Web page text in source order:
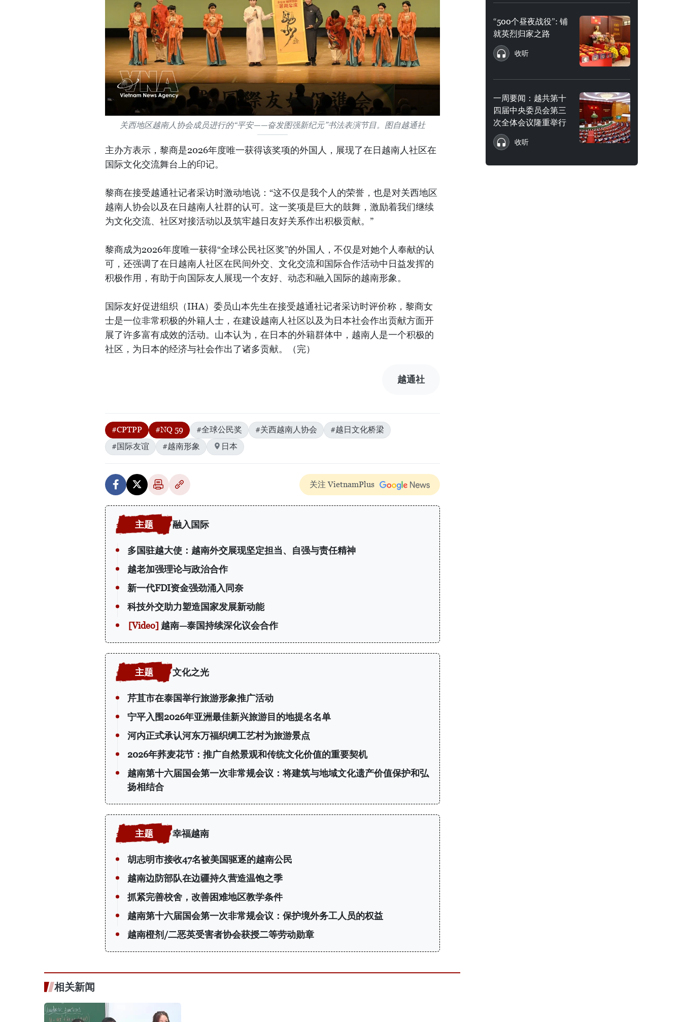
关西地区越南人协会成员进行的“平安——奋发图强新纪元”书法表演节目。图自越通社
主办方表示，黎商是2026年度唯一获得该奖项的外国人，展现了在日越南人社区在
国际文化交流舞台上的印记。
黎商在接受越通社记者采访时激动地说：“这不仅是我个人的荣誉，也是对关西地区
越南人协会以及在日越南人社群的认可。这一奖项是巨大的鼓舞，激励着我们继续
为文化交流、社区对接活动以及筑牢越日友好关系作出积极贡献。”
黎商成为2026年度唯一获得“全球公民社区奖”的外国人，不仅是对她个人奉献的认
可，还强调了在日越南人社区在民间外交、文化交流和国际合作活动中日益发挥的
积极作用，有助于向国际友人展现一个友好、动态和融入国际的越南形象。
国际友好促进组织（IHA）委员山本先生在接受越通社记者采访时评价称，黎商女
士是一位非常积极的外籍人士，在建设越南人社区以及为日本社会作出贡献方面开
展了许多富有成效的活动。山本认为，在日本的外籍群体中，越南人是一个积极的
社区，为日本的经济与社会作出了诸多贡献。（完）
越通社
#CPTPP #NQ 59 #全球公民奖 #关西越南人协会
#越日文化桥梁
#国际友谊
#越南形象 日本
关注 VietnamPlus
融入国际
多国驻越大使：越南外交展现坚定担当、自强与责任精神
越老加强理论与政治合作
新一代FDI资金强劲涌入同奈
科技外交助力塑造国家发展新动能
越南—泰国持续深化议会合作
文化之光
芹苴市在泰国举行旅游形象推广活动
宁平入围2026年亚洲最佳新兴旅游目的地提名名单
河内正式承认河东万福织绸工艺村为旅游景点
2026年荞麦花节：推广自然景观和传统文化价值的重要契机
越南第十六届国会第一次非常规会议：将建筑与地域文化遗产价值保护和弘
扬相结合
幸福越南
胡志明市接收47名被美国驱逐的越南公民
越南边防部队在边疆持久营造温饱之季
抓紧完善校舍，改善困难地区教学条件
越南第十六届国会第一次非常规会议：保护境外务工人员的权益
越南橙剂/二恶英受害者协会获授二等劳动勋章
相关新闻
“500个昼夜战役”: 铺
就英烈归家之路
收听
一周要闻：越共第十
四届中央委员会第三
次全体会议隆重举行
收听